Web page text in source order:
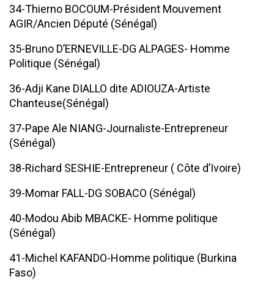
34-Thierno BOCOUM-Président Mouvement
AGIR/Ancien Député (Sénégal)
35-Bruno D’ERNEVILLE-DG ALPAGES- Homme
Politique (Sénégal)
36-Adji Kane DIALLO dite ADIOUZA-Artiste
Chanteuse(Sénégal)
37-Pape Ale NIANG-Journaliste-Entrepreneur
(Sénégal)
38-Richard SESHIE-Entrepreneur ( Côte d’Ivoire)
39-Momar FALL-DG SOBACO (Sénégal)
40-Modou Abib MBACKE- Homme politique
(Sénégal)
41-Michel KAFANDO-Homme politique (Burkina
Faso)